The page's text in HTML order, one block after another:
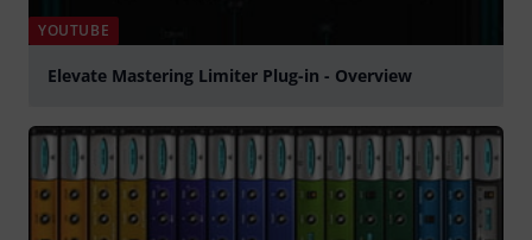
YOUTUBE
Elevate Mastering Limiter Plug-in - Overview